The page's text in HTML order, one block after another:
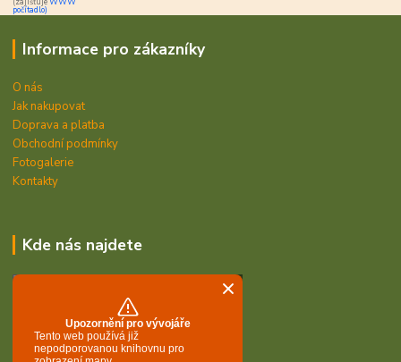
počítadlo)
Informace pro zákazníky
O nás
Jak nakupovat
Doprava a platba
Obchodní podmínky
Fotogalerie
Kontakty
Kde nás najdete